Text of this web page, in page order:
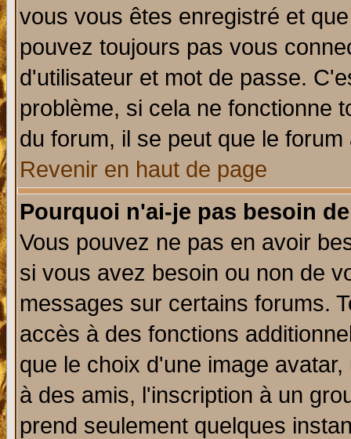
vous vous êtes enregistré et
pouvez toujours pas vous
d'utilisateur et mot de passe.
problème, si cela ne fonctionne
du forum, il se peut que le
Revenir en haut de page
Pourquoi n'ai-je pas besoin
Vous pouvez ne pas en avoir
si vous avez besoin ou non de
messages sur certains forums.
accès à des fonctions
que le choix d'une image
à des amis, l'inscription à un
prend seulement quelques